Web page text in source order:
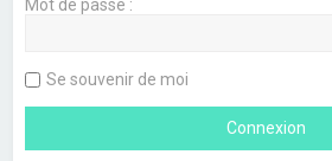
Mot de passe :
Se souvenir de moi